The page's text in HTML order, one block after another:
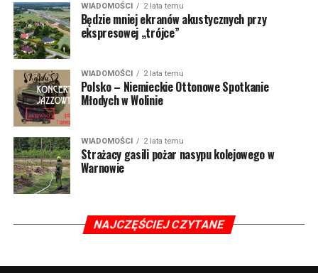
WIADOMOŚCI 2 lata temu
Będzie mniej ekranów akustycznych przy
ekspresowej „trójce”
WIADOMOŚCI 2 lata temu
Polsko – Niemieckie Ottonowe Spotkanie
Młodych w Wolinie
WIADOMOŚCI 2 lata temu
Strażacy gasili pożar nasypu kolejowego w
Warnowie
NAJCZĘŚCIEJ CZYTANE